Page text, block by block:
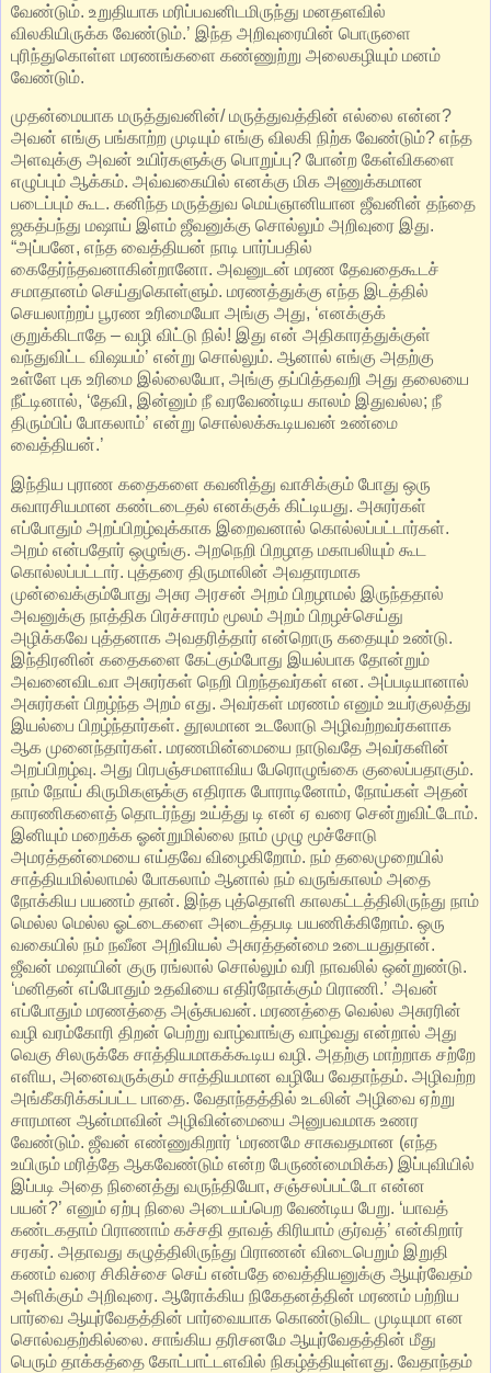
வேண்டும்.‌ உறுதியாக மரிப்பவனிடமிருந்து மனதளவில்
விலகியிருக்க வேண்டும்.’ இந்த அறிவுரையின் பொருளை
புரிந்துகொள்ள மரணங்களை கண்ணுற்று அலைகழியும் மனம்
வேண்டும்.
முதன்மையாக மருத்துவனின்/ மருத்துவத்தின் எல்லை என்ன?
அவன் எங்கு பங்காற்ற முடியும் எங்கு விலகி நிற்க வேண்டும்? எந்த
அளவுக்கு அவன் உயிர்களுக்கு பொறுப்பு? போன்ற கேள்விகளை
எழுப்பும் ஆக்கம். அவ்வகையில் எனக்கு மிக அணுக்கமான
படைப்பும் கூட. கனிந்த மருத்துவ மெய்ஞானியான ஜீவனின் தந்தை
ஜகத்பந்து மஷாய் இளம் ஜீவனுக்கு சொல்லும் அறிவுரை இது.
“அப்பனே, எந்த வைத்தியன் நாடி பார்ப்பதில்
கைதேர்ந்தவனாகின்றானோ. அவனுடன் மரண தேவதைகூடச்
சமாதானம் செய்துகொள்ளும். மரணத்துக்கு எந்த இடத்தில்
செயலாற்றப் பூரண உரிமையோ அங்கு அது, ‘எனக்குக்
குறுக்கிடாதே – வழி விட்டு நில்! இது என் அதிகாரத்துக்குள்
வந்துவிட்ட விஷயம்’ என்று சொல்லும். ஆனால் எங்கு அதற்கு
உள்ளே புக உரிமை இல் லையோ, அங்கு தப்பித்தவறி அது தலையை
நீட்டினால், ‘தேவி, இன்னும் நீ வரவேண்டிய காலம் இதுவல்ல; நீ
திரும்பிப் போகலாம்’ என்று சொல்லக்கூடியவன் உண் மை
வைத்தியன்.’
இந்திய புராண கதைகளை கவனித்து வாசிக்கும் போது ஒரு
சுவாரசியமான கண்டடைதல் எனக்குக் கிட்டியது. அசுரர்கள்
எப்போதும் அறப்பிறழ்வுக்காக இறைவனால் கொல்லப்பட்டார்கள்.
அறம் என்பதோர் ஒழுங்கு. அறநெறி பிறழாத மகாபலியும் கூட
கொல்லப்பட்டார். புத்தரை திருமாலின் அவதாரமாக
முன்வைக்கும்போது அசுர அரசன் அறம் பிறழாமல் இருந்ததால்
அவனுக்கு நாத்திக பிரச்சாரம் மூலம் அறம் பிறழச்செய்து
அழிக்கவே புத்தனாக அவதரித்தார் என்றொரு கதையும் உண்டு.
இந்திரனின் கதைகளை கேட்கும்போது இயல்பாக தோன்றும்
அவனைவிடவா அசுரர்கள் நெறி பிறந்தவர்கள் என. அப்படியானால்
அசுரர்கள் பிறழ்ந்த அறம் எது. அவர்கள் மரணம் எனும் உயர்குலத்து
இயல்பை பிறழ்ந்தார்கள். தூலமான உடலோடு அழிவற்றவர்களாக
ஆக முனைந்தார்கள். மரணமின்மையை நாடுவதே அவர்களின்
அறப்பிறழ்வு. அது பிரபஞ்சமளாவிய பேரொழுங்கை குலைப்பதாகும்.
நாம் நோய் கிருமிகளுக்கு எதிராக போராடினோம், நோய்கள் அதன்
காரணிகளைத் தொடர்ந்து உய்த்து டி என் ஏ வரை சென்றுவிட்டோம்‌.
இனியும் மறைக்க ஓன்றுமில்லை நாம் முழு மூச்சோடு
அமரத்தன்மையை எய்தவே விழைகிறோம். நம் தலைமுறையில்
சாத்தியமில்லாமல் போகலாம் ஆனால் நம் வருங்காலம் அதை
நோக்கிய பயணம் தான். இந்த புத்தொளி காலகட்டத்திலிருந்து நாம்
மெல்ல மெல்ல ஓட்டைகளை அடைத்தபடி பயணிக்கிறோம். ஒரு
வகையில் நம் நவீன அறிவியல் அசுரத்தன்மை உடையதுதான்.
ஜீவன் மஷாயின் குரு ரங்லால் சொல்லும் வரி நாவலில் ஒன்றுண்டு.
‘மனிதன் எப்போதும் உதவியை எதிர்நோக்கும் பிராணி.’ அவன்
எப்போதும் மரணத்தை அஞ்சுபவன். மரணத்தை வெல்ல அசுரரின்
வழி வரம்கோரி திறன் பெற்று வாழ்வாங்கு வாழ்வது என்றால் அது
வெகு சிலருக்கே சாத்தியமாகக்கூடிய வழி. அதற்கு மாற்றாக சற்றே
எளிய, அனைவருக்கும் சாத்தியமான வழியே வேதாந்தம். அழிவற்ற
அங்கீகரிக்கப்பட்ட பாதை. வேதாந்தத்தில் உடலின் அழிவை ஏற்று
சாரமான ஆன்மாவின் அழிவின்மையை அனுபவமாக உணர
வேண்டும். ஜீவன் எண்ணுகிறார் ‘மரணமே சாசுவதமான (எந்த
உயிரும் மரித்தே ஆகவேண்டும் என்ற பேருண்மைமிக்க) இப்புவியில்
இப்படி‌ அதை நினைத்து வருந்தியோ, சஞ்சலப்பட்டோ என்ன
பயன்?’ எனும் ஏற்பு நிலை அடையப்பெற வேண்டிய பேறு. ‘யாவத்
கண்டகதாம் பிராணாம் கச்சதி தாவத் கிரியாம் குர்வத்’ என்கிறார்
சரகர். அதாவது கழுத்திலிருந்து பிராணன் விடைபெறும் இறுதி
கணம் வரை சிகிச்சை செய் என்பதே வைத்தியனுக்கு ஆயுர்வேதம்
அளிக்கும் அறிவுரை. ஆரோக்கிய நிகேதனத்தின் மரணம் பற்றிய
பார்வை ஆயுர்வேதத்தின் பார்வையாக கொண்டுவிட முடியுமா என
சொல்வதற்கில்லை. சாங்கிய தரிசனமே ஆயுர்வேதத்தின் மீது
பெரும் தாக்கத்தை கோட்பாட்டளவில் நிகழ்த்தியுள்ளது. வேதாந்தம்